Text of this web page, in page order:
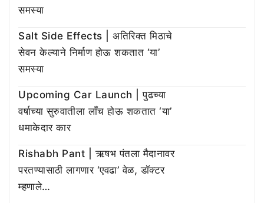
समस्या
Salt Side Effects | अतिरिक्त मिठाचे
सेवन केल्याने निर्माण होऊ शकतात ‘या’
समस्या
Upcoming Car Launch | पुढच्या
वर्षाच्या सुरुवातीला लाँच होऊ शकतात ‘या’
धमाकेदार कार
Rishabh Pant | ऋषभ पंतला मैदानावर
परतण्यासाठी लागणार ‘एवढा’ वेळ, डॉक्टर
म्हणाले…